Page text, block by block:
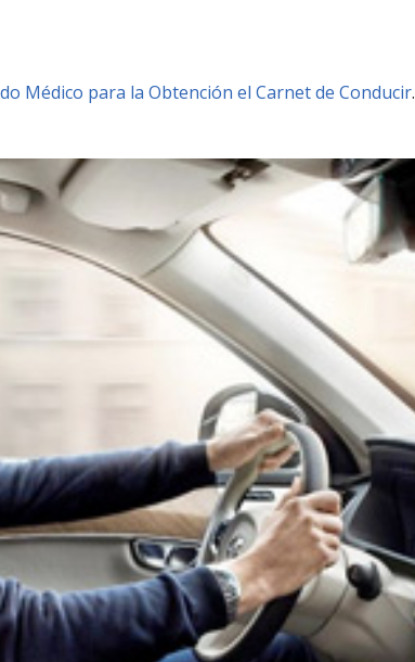
Médico para la Obtención el Carnet de Conducir.